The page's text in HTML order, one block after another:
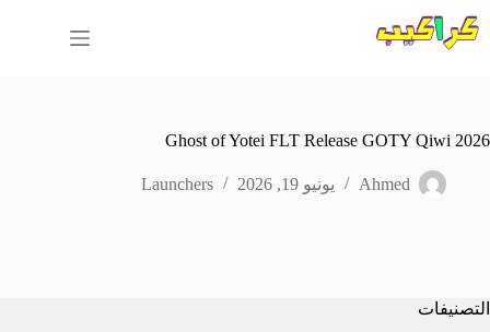
إلى
المحتوى
Ghost of Yotei FLT Release GOTY Qiwi 2026
Ahmed يونيو 19, 2026 Launchers
التصنيفات